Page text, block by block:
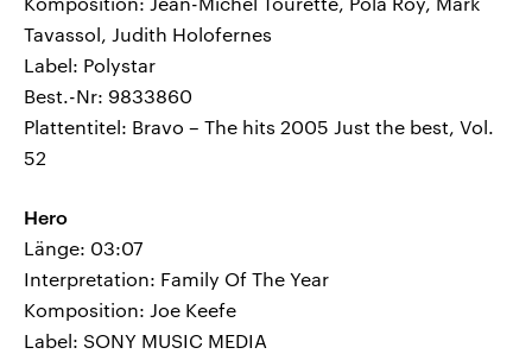
Tavassol, Judith Holofernes
Label: Polystar
Best.-Nr: 9833860
Plattentitel: Bravo – The hits 2005 Just the best, Vol.
52
Hero
Länge: 03:07
Interpretation: Family Of The Year
Komposition: Joe Keefe
Label: SONY MUSIC MEDIA